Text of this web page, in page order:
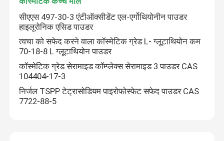
हमारे बारे में
कारखाना भ्रमण
गुणवत्ता नियंत्रण
सीएएस 497-30-3 एंटीऑक्सीडेंट एल-एर्गोथियोनीन पाउडर
हाइलूरोनिक एसिड पाउडर
त्वचा को सफेद करने वाला कॉस्मेटिक ग्रेड L- ग्लूटाथियोन कम
70-18-8 L ग्लूटाथियोन पाउडर
कॉस्मेटिक ग्रेड सेरामाइड कॉम्प्लेक्स सेरामाइड 3 पाउडर CAS
104404-17-3
निर्जल TSPP टेट्रासोडियम पाइरोफोस्फेट सफेद पाउडर CAS
7722-88-5